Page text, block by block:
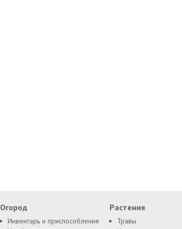
Огород
Инвентарь и приспособления
Растения
Травы